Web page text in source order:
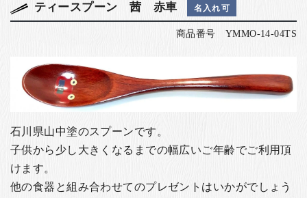
子供和食器（贈答用・自宅用）
銀座夏野・箸長について
ご利用ガイド
法人・飲食店のお客様
お客様の声
ティースプーン 茜 赤車 名入れ可
商品番号 YMMO-14-04TS
石川県山中塗のスプーンです。
子供から少し大きくなるまでの幅広いご年齢でご利用頂
けます。
他の食器と組み合わせてのプレゼントはいかがでしょう